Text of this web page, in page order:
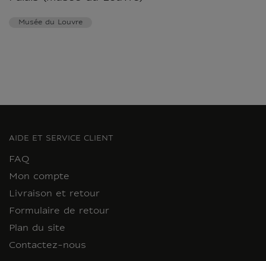
Musée du Louvre
AIDE ET SERVICE CLIENT
FAQ
Mon compte
Livraison et retour
Formulaire de retour
Plan du site
Contactez-nous